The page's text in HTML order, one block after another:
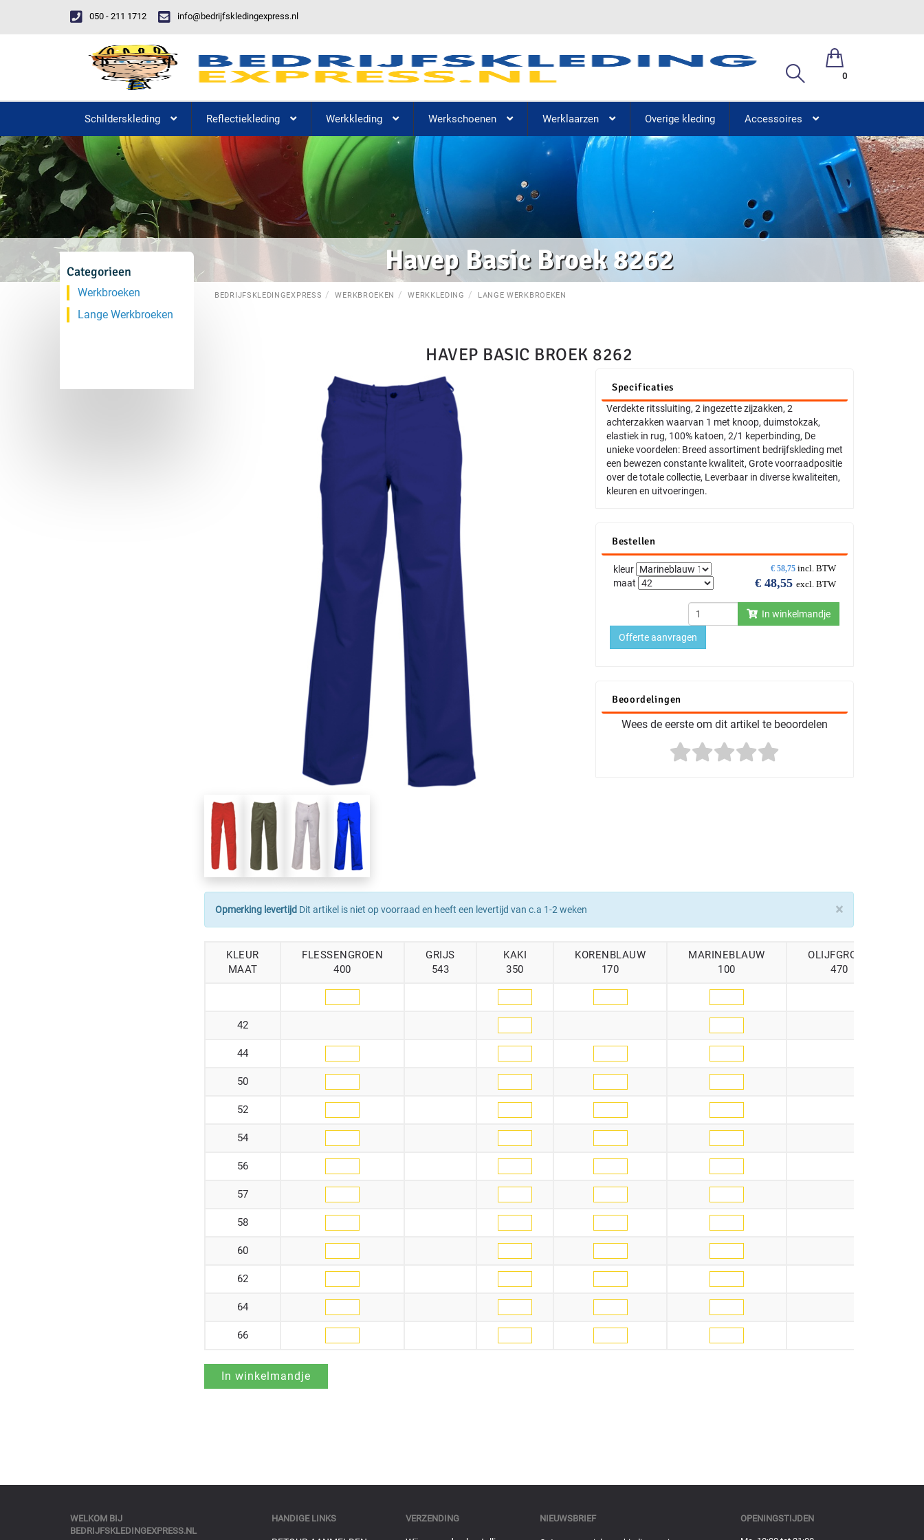
050 - 211 1712 info@bedrijfskledingexpress.nl
0
Schilderskleding Reflectiekleding Werkkleding Werkschoenen Werklaarzen Overige kleding Accessoires
Havep Basic Broek 8262
BEDRIJFSKLEDINGEXPRESS WERKBROEKEN WERKKLEDING LANGE WERKBROEKEN
HAVEP BASIC BROEK 8262
Specificaties
Verdekte ritssluiting, 2 ingezette zijzakken, 2
achterzakken waarvan 1 met knoop, duimstokzak,
elastiek in rug, 100% katoen, 2/1 keperbinding, De
unieke voordelen: Breed assortiment bedrijfskleding met
een bewezen constante kwaliteit, Grote voorraadpositie
over de totale collectie, Leverbaar in diverse kwaliteiten,
kleuren en uitvoeringen.
Bestellen
€ 58,75 incl. BTW
€ 48,55 excl. BTW
kleur
maat
In winkelmandje
Offerte aanvragen
Beoordelingen
Wees de eerste om dit artikel te beoordelen
×
Opmerking levertijd Dit artikel is niet op voorraad en heeft een levertijd van c.a 1-2 weken
KLEUR
MAAT
FLESSENGROEN
400
GRIJS
543
KAKI
350
KORENBLAUW
170
MARINEBLAUW
100
OLIJFGROEN
470
42
44
50
52
54
56
57
58
60
62
64
66
Categorieen
Werkbroeken
Lange Werkbroeken
WELKOM BIJ
BEDRIJFSKLEDINGEXPRESS.NL
HANDIGE LINKS VERZENDING NIEUWSBRIEF OPENINGSTIJDEN